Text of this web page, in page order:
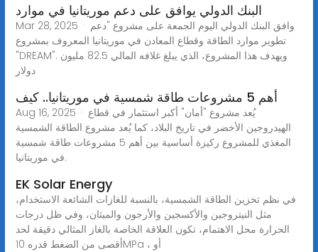
البنك الدولي يوافق على دعم موريتانيا في موارد
Mar 28, 2025 · وافق البنك الدولي اليوم الجمعة على مشروع "دعم
تطوير موارد الطاقة وقطاع المعادن في موريتانيا المعروف بمشروع
"DREAM". ويهدف هذا المشروع، الذي يبلغ غلافه المالي 82.5 مليون
دولار
أهم 5 مشروعات طاقة شمسية في موريتانيا.. كيف
Aug 16, 2025 · يُعد مشروع "أمان" أكبر استثمار في قطاع
الهيدروجين الأخضر في تاريخ البلاد، كما يُعد مشروع الطاقة الشمسية
المغذي للمشروع ركيزة أساسية بين أهم 5 مشروعات طاقة شمسية
في موريتانيا.
EK Solar Energy
في نظم تخزين الطاقة الشمسية، بالنسبة للغازات الشائعة الاستخدام،
مثل النيتروجين والأكسجين والأرجون والميثان، وفي ظل درجات
الحرارة محل الاهتمام، تكون العلاقة الخاصة بالغاز المثالي دقيقة لحد
أقصى من الضغط قدره 10MPa ، أو